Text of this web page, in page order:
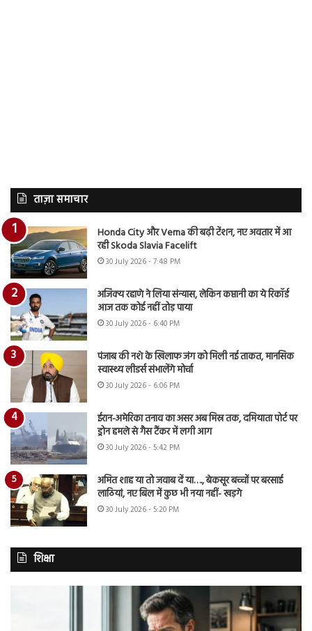
ताज़ा समाचार
Honda City और Verna की बढ़ी टेंशन, नए अवतार में आ
रही Skoda Slavia Facelift
30 July 2026 - 7:48 PM
अजिंक्य रहाणे ने लिया संन्यास, लेकिन कप्तानी का ये रिकॉर्ड
आज तक कोई नहीं तोड़ पाया
30 July 2026 - 6:40 PM
पंजाब की नशे के खिलाफ जंग को मिली नई ताकत, मानसिक
स्वास्थ्य लीडर्स संभालेंगे मोर्चा
30 July 2026 - 6:06 PM
ईरान-अमेरिका तनाव का असर अब मिस्र तक, दमियाता पोर्ट पर
ड्रोन हमले से गैस टैंकर में लगी आग
30 July 2026 - 5:42 PM
अमित शाह या तो जवाब दें या…., बेकसूर बच्चों पर बरसाई
लाठियां, नए बिल में कुछ भी नया नहीं- खड़गे
30 July 2026 - 5:20 PM
शिक्षा